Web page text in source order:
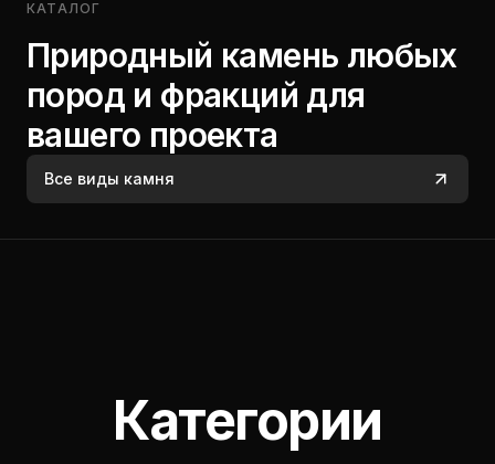
КАТАЛОГ
Природный камень любых
пород и фракций для
вашего проекта
Все виды камня
Категории